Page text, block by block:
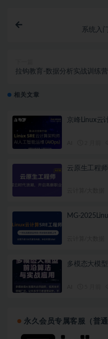
系统入
拉钩教育-数据分析实战训练
相关文章
京峰Linux云
云原生工程师
MG-
多模态大模
永久会员专属客服（普